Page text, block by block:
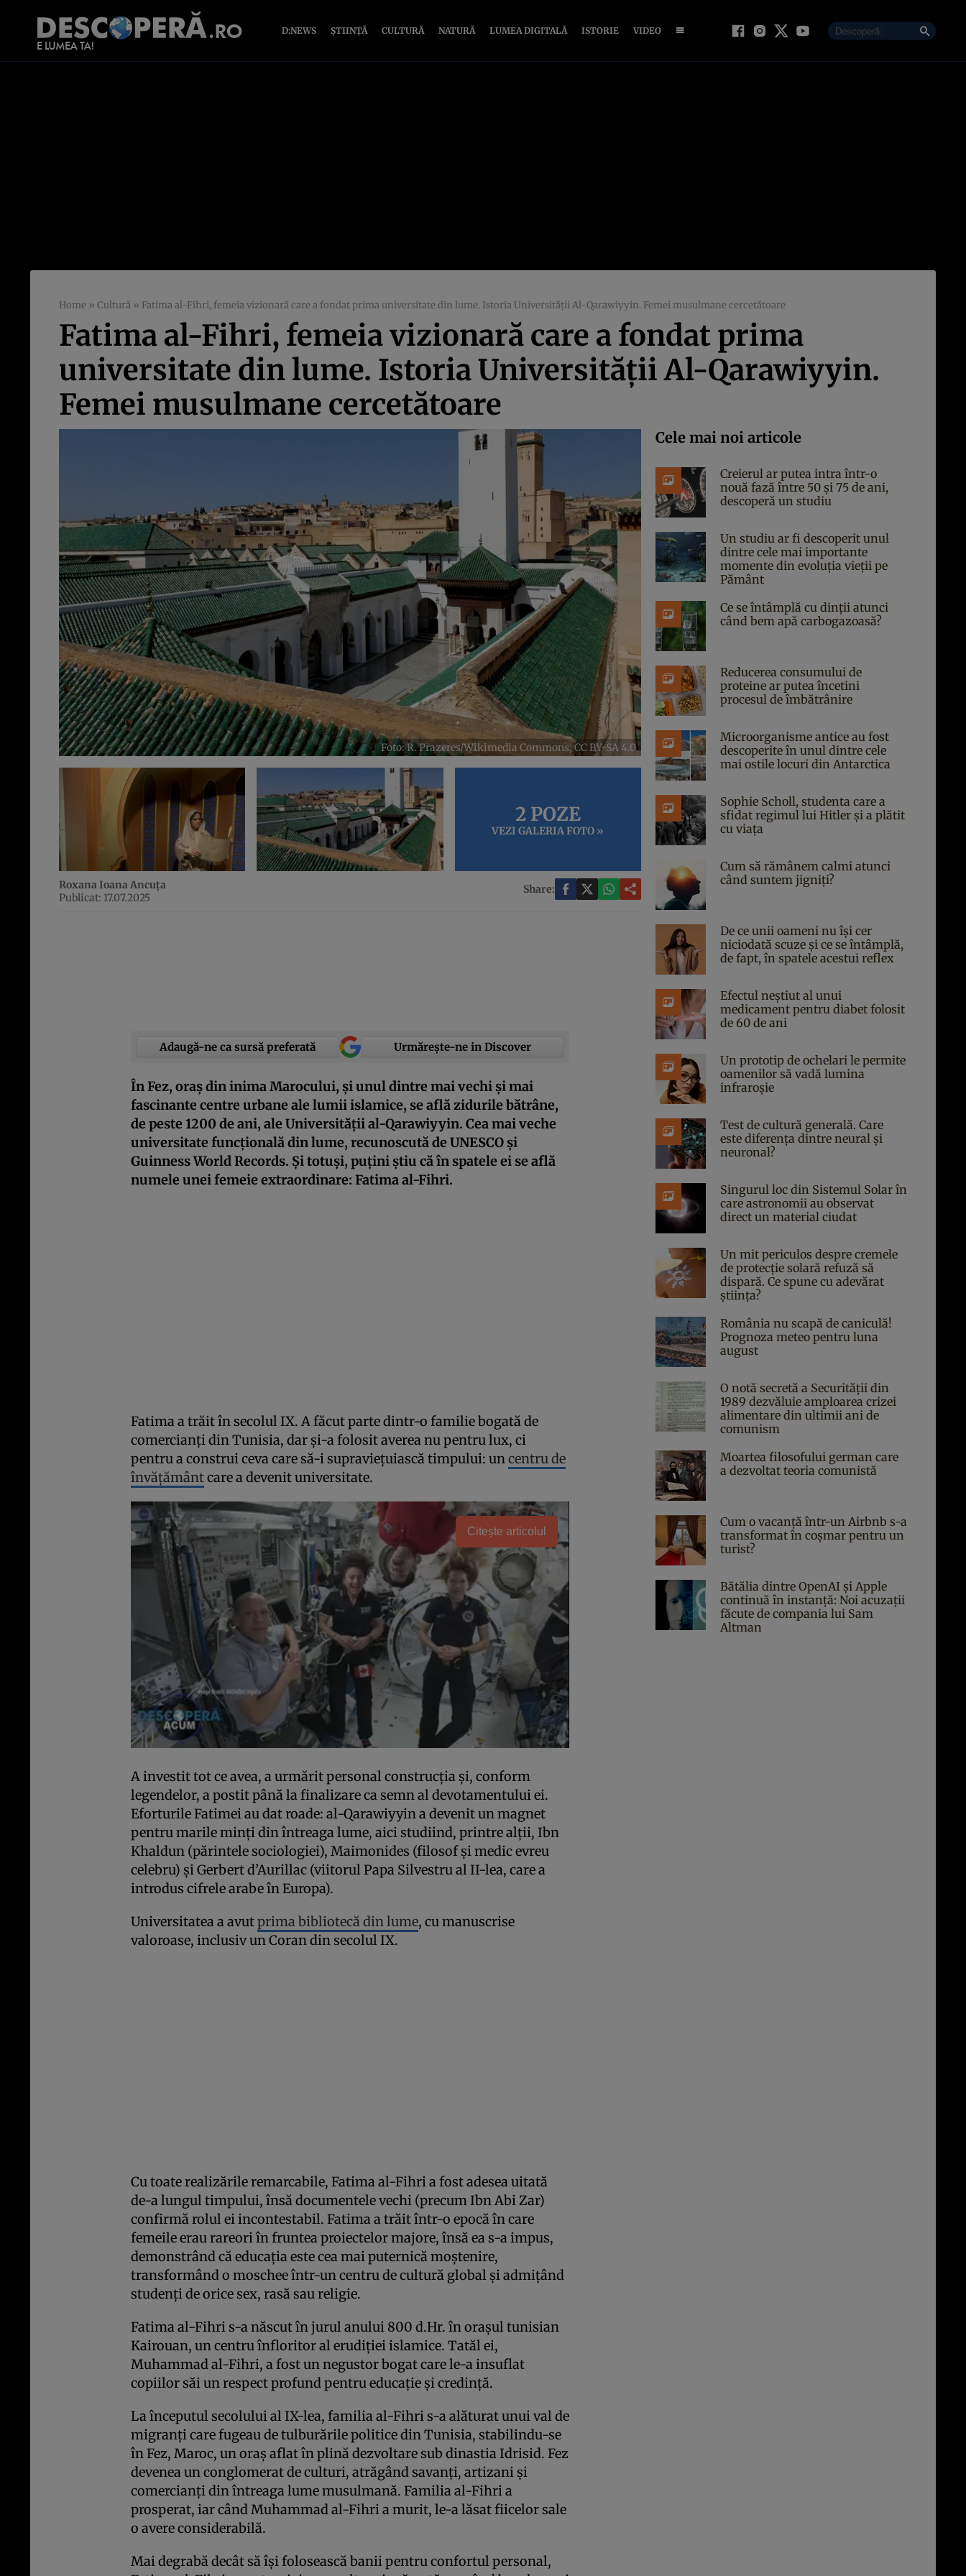
D:NEWS ȘTIINȚĂ CULTURĂ NATURĂ LUMEA DIGITALĂ ISTORIE VIDEO
Home » Cultură » Fatima al-Fihri, femeia vizionară care a fondat prima universitate din lume. Istoria Universității Al-Qarawiyyin. Femei musulmane cercetătoare
Fatima al-Fihri, femeia vizionară care a fondat prima
universitate din lume. Istoria Universității Al-Qarawiyyin.
Femei musulmane cercetătoare
Foto: R. Prazeres/Wikimedia Commons, CC BY-SA 4.0
2 POZE
VEZI GALERIA FOTO »
Roxana Ioana Ancuța
Publicat: 17.07.2025
Share:
Adaugă-ne ca sursă preferată Urmărește-ne in Discover
În Fez, oraș din inima Marocului, și unul dintre mai vechi și mai
fascinante centre urbane ale lumii islamice, se află zidurile bătrâne,
de peste 1200 de ani, ale Universității al-Qarawiyyin. Cea mai veche
universitate funcțională din lume, recunoscută de UNESCO și
Guinness World Records. Și totuși, puțini știu că în spatele ei se află
numele unei femeie extraordinare: Fatima al-Fihri.
Fatima a trăit în secolul IX. A făcut parte dintr-o familie bogată de
comercianți din Tunisia, dar și-a folosit averea nu pentru lux, ci
pentru a construi ceva care să-i supraviețuiască timpului: uncentru de
învățământcare a devenit universitate.
Citește articolul
A investit tot ce avea, a urmărit personal construcția și, conform
legendelor, a postit până la finalizare ca semn al devotamentului ei.
Eforturile Fatimei au dat roade: al-Qarawiyyin a devenit un magnet
pentru marile minți din întreaga lume, aici studiind, printre alții, Ibn
Khaldun (părintele sociologiei), Maimonides (filosof și medic evreu
celebru) și Gerbert d’Aurillac (viitorul Papa Silvestru al II-lea, care a
introdus cifrele arabe în Europa).
Universitatea a avutprima bibliotecă din lume, cu manuscrise
valoroase, inclusiv un Coran din secolul IX.
Cu toate realizările remarcabile, Fatima al-Fihri a fost adesea uitată
de-a lungul timpului, însă documentele vechi (precum Ibn Abi Zar)
confirmă rolul ei incontestabil. Fatima a trăit într-o epocă în care
femeile erau rareori în fruntea proiectelor majore, însă ea s-a impus,
demonstrând că educația este cea mai puternică moștenire,
transformând o moschee într-un centru de cultură global și admițând
studenți de orice sex, rasă sau religie.
Fatima al-Fihri s-a născut în jurul anului 800 d.Hr. în orașul tunisian
Kairouan, un centru înfloritor al erudiției islamice. Tatăl ei,
Muhammad al-Fihri, a fost un negustor bogat care le-a insuflat
copiilor săi un respect profund pentru educație și credință.
La începutul secolului al IX-lea, familia al-Fihri s-a alăturat unui val de
migranți care fugeau de tulburările politice din Tunisia, stabilindu-se
în Fez, Maroc, un oraș aflat în plină dezvoltare sub dinastia Idrisid. Fez
devenea un conglomerat de culturi, atrăgând savanți, artizani și
comercianți din întreaga lume musulmană. Familia al-Fihri a
prosperat, iar când Muhammad al-Fihri a murit, le-a lăsat fiicelor sale
o avere considerabilă.
Mai degrabă decât să își folosească banii pentru confortul personal,
Cele mai noi articole
Creierul ar putea intra într-o
nouă fază între 50 și 75 de ani,
descoperă un studiu
Un studiu ar fi descoperit unul
dintre cele mai importante
momente din evoluția vieții pe
Pământ
Ce se întâmplă cu dinții atunci
când bem apă carbogazoasă?
Reducerea consumului de
proteine ar putea încetini
procesul de îmbătrânire
Microorganisme antice au fost
descoperite în unul dintre cele
mai ostile locuri din Antarctica
Sophie Scholl, studenta care a
sfidat regimul lui Hitler și a plătit
cu viața
Cum să rămânem calmi atunci
când suntem jigniți?
De ce unii oameni nu își cer
niciodată scuze și ce se întâmplă,
de fapt, în spatele acestui reflex
Efectul neștiut al unui
medicament pentru diabet folosit
de 60 de ani
Un prototip de ochelari le permite
oamenilor să vadă lumina
infraroșie
Test de cultură generală. Care
este diferența dintre neural și
neuronal?
Singurul loc din Sistemul Solar în
care astronomii au observat
direct un material ciudat
Un mit periculos despre cremele
de protecție solară refuză să
dispară. Ce spune cu adevărat
știința?
România nu scapă de caniculă!
Prognoza meteo pentru luna
august
O notă secretă a Securității din
1989 dezvăluie amploarea crizei
alimentare din ultimii ani de
comunism
Moartea filosofului german care
a dezvoltat teoria comunistă
Cum o vacanță într-un Airbnb s-a
transformat în coșmar pentru un
turist?
Bătălia dintre OpenAI și Apple
continuă în instanță: Noi acuzații
făcute de compania lui Sam
Altman